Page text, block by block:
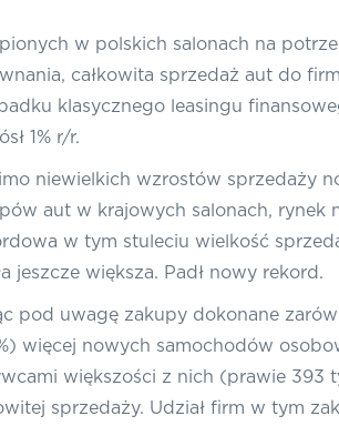
w polskich salonach na
całkowita sprzedaż aut do
klasycznego leasingu
1% r/r.
niewielkich wzrostów sprzedaży
aut w krajowych salonach, rynek
w tym stuleciu wielkość
jeszcze większa. Padł nowy rekord.
pod uwagę zakupy dokonane
więcej nowych samochodów
większości z nich (prawie
sprzedaży. Udział firm w tym